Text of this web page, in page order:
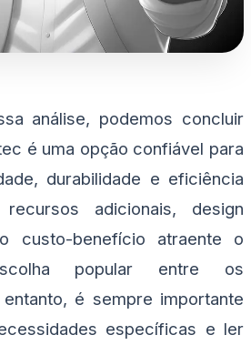
análise, podemos concluir
é uma opção confiável para
durabilidade e eficiência
adicionais, design
custo-benefício atraente o
popular entre os
é sempre importante
específicas e ler